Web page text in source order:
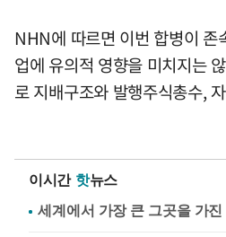
NHN에 따르면 이번 합병이 존
업에 유의적 영향을 미치지는
로 지배구조와 발행주식총수,
이시간 핫뉴스